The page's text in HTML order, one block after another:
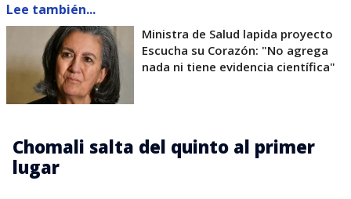
Lee también...
Ministra de Salud lapida proyecto
Escucha su Corazón: "No agrega
nada ni tiene evidencia científica"
Chomali salta del quinto al primer
lugar